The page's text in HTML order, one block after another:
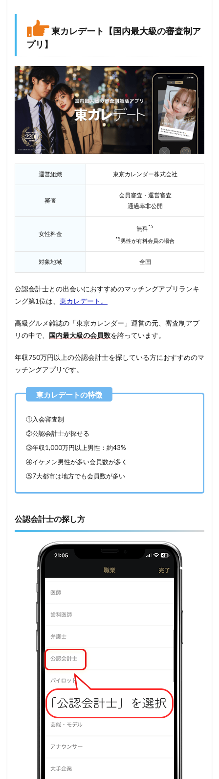
東カレデート
【国内最大級の審査制ア
プリ】
運営組織 東京カレンダー株式会社
審査
会員審査・運営審査
通過率非公開
女性料金
無料*5
*5男性が有料会員の場合
対象地域 全国
公認会計士との出会いにおすすめのマッチングアプリランキ
ング第1位は、 東カレデート。
高級グルメ雑誌の「東京カレンダー」運営の元、審査制アプ
リの中で、 国内最大級の会員数を誇っています。
年収750万円以上の公認会計士を探している方におすすめのマ
ッチングアプリです。
①入会審査制
②公認会計士が探せる
③年収1,000万円以上男性：約43%
④イケメン男性が多い会員数が多く
⑤7大都市は地方でも会員数が多い
公認会計士の探し方